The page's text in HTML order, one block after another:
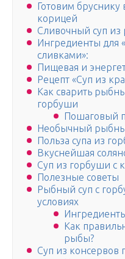
Готовим бруснику
корицей
Сливочный суп из
Ингредиенты для
сливками»:
Пищевая и
Рецепт «Суп из
Как сварить
горбуши
Пошаговый
Необычный
Польза супа из
Вкуснейшая
Суп из горбуши с
Полезные советы
Рыбный суп с
условиях
Как
рыбы?
Суп из консервов